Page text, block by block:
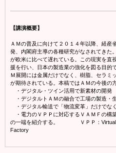
【講演概要】
ＡＭの普及に向けて２０１４年以降、経産
発、内閣府主導の各種研究がなされてきた
が欧米に比べて遅れている。この現実を直
援を行い、日本の製造業の強化を図る目的
Ｍ展開には金属だけでなく、樹脂、セラミ
が期待されている。本稿ではＡＭの今後の
・デジタル・ツイン活用で新素材の開発
・デジタルトＡＭの融合で工場の製造・
・デジタル輸送で「物流変革」だけでな
・電力のＶＰＰに対応するＶＡＭＦの構
の一端を紹介する。 ＶＰＰ：Virtual
Factory